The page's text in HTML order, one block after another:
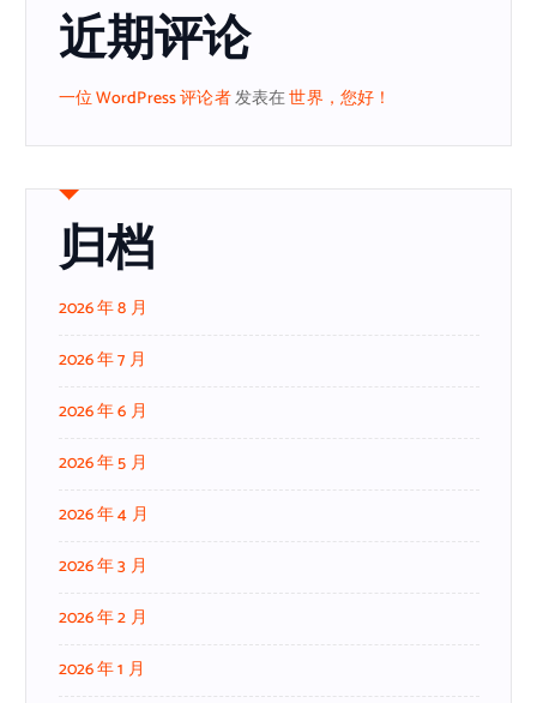
近期评论
一位 WordPress 评论者发表在世界，您好！
归档
2026 年 8 月
2026 年 7 月
2026 年 6 月
2026 年 5 月
2026 年 4 月
2026 年 3 月
2026 年 2 月
2026 年 1 月